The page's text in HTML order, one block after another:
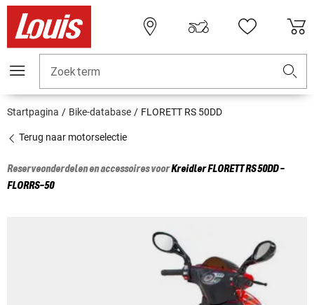
Zoekterm
Startpagina Bike-database FLORETT RS 50DD
Terug naar motorselectie
Reserveonderdelen en accessoires voorKreidlerFLORETT RS 50DD -
FLORRS-50